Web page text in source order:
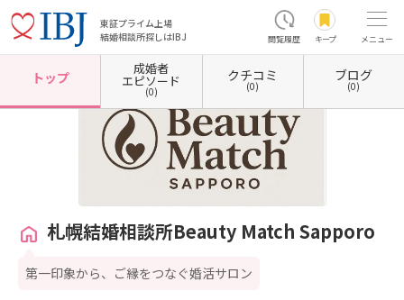
東証プライム上場
結婚相談所探しはIBJ
閲覧履歴 キープ メニュー
ホーム 北海道の結婚相談所 北海道札幌市 北海道札幌市中央区 札幌結婚相談所
トップ
成婚者
エピソード
(0)
クチコミ
(0)
ブログ
(0)
札幌結婚相談所Beauty Match Sapporo
第一印象から、ご縁をつなぐ婚活サロン